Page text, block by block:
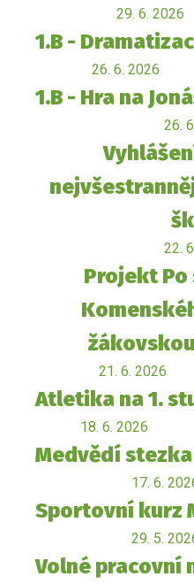
29. 6. 2026
1.B -
26. 6. 2026
1.B - Hra na
26.
22.
Projekt Po
21. 6. 2026
Atletika na 1.
18. 6. 2026
Medvědí stezka
17. 6.
Sportovní kurz
29. 5.
Volné pracovní